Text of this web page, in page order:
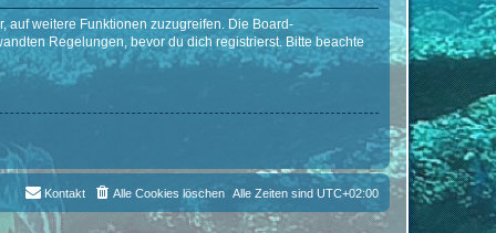
auf weitere Funktionen zuzugreifen. Die Board-
Regelungen, bevor du dich registrierst. Bitte beachte
Alle Zeiten sind UTC+02:00
Alle Cookies löschen
Kontakt